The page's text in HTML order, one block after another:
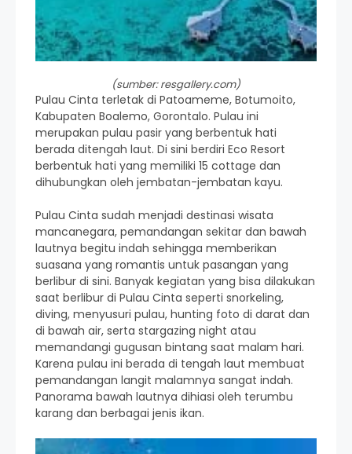
(sumber: resgallery.com)
Pulau Cinta terletak di Patoameme, Botumoito,
Kabupaten Boalemo, Gorontalo. Pulau ini
merupakan pulau pasir yang berbentuk hati
berada ditengah laut. Di sini berdiri Eco Resort
berbentuk hati yang memiliki 15 cottage dan
dihubungkan oleh jembatan-jembatan kayu.
Pulau Cinta sudah menjadi destinasi wisata
mancanegara, pemandangan sekitar dan bawah
lautnya begitu indah sehingga memberikan
suasana yang romantis untuk pasangan yang
berlibur di sini. Banyak kegiatan yang bisa dilakukan
saat berlibur di Pulau Cinta seperti snorkeling,
diving, menyusuri pulau, hunting foto di darat dan
di bawah air, serta stargazing night atau
memandangi gugusan bintang saat malam hari.
Karena pulau ini berada di tengah laut membuat
pemandangan langit malamnya sangat indah.
Panorama bawah lautnya dihiasi oleh terumbu
karang dan berbagai jenis ikan.